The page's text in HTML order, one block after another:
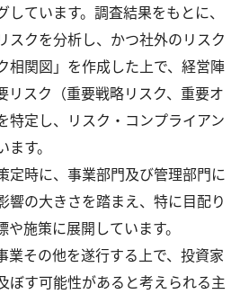
ています。調査結果をもとに、
スクを分析し、かつ社外のリスク
相関図」を作成した上で、経営陣
リスク（重要戦略リスク、重要オ
特定し、リスク・コンプライアン
す。
定時に、事業部門及び管理部門に
響の大きさを踏まえ、特に目配り
施策に展開しています。
業その他を遂行する上で、投資家
ぼす可能性があると考えられる主